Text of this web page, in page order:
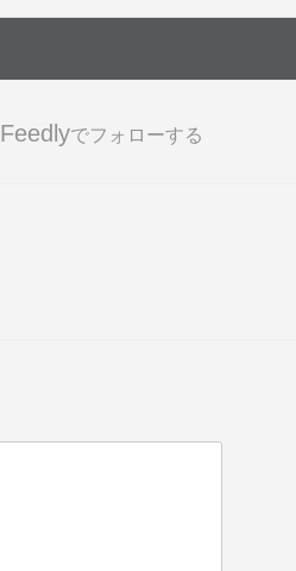
Feedlyでフォローする